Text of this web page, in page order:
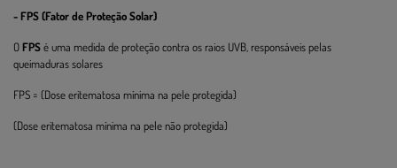
- FPS (Fator de Proteção Solar)
OFPSé uma medida de proteção contra os raios UVB, responsáveis pelas
queimaduras solares
FPS = (Dose eritematosa mínima na pele protegida)
(Dose eritematosa mínima na pele não protegida)